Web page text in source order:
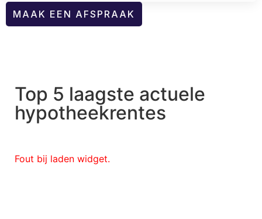
MAAK EEN AFSPRAAK
Top 5 laagste actuele
hypotheekrentes
Fout bij laden widget.